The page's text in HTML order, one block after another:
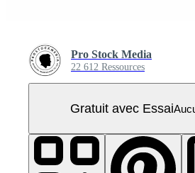
Pro Stock Media
22 612 Ressources
Gratuit avec Essai